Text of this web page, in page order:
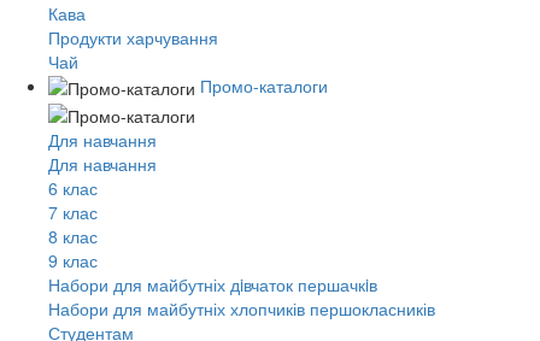
Кава
Продукти харчування
Чай
Промо-каталоги
Для навчання
Для навчання
6 клас
7 клас
8 клас
9 клас
Набори для майбутніх дiвчаток першачкiв
Набори для майбутніх хлопчиків першокласників
Студентам